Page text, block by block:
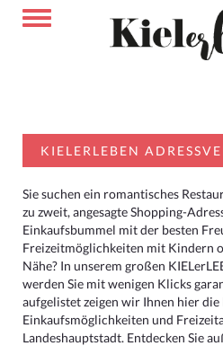
KIELERLEBEN
Sie suchen ein romantisches
zu zweit, angesagte Shopping-
Einkaufsbummel mit der besten
Freizeitmöglichkeiten mit Kindern
Nähe? In unserem großen
werden Sie mit wenigen Klicks
aufgelistet zeigen wir Ihnen hier die
Einkaufsmöglichkeiten und
Landeshauptstadt. Entdecken Sie